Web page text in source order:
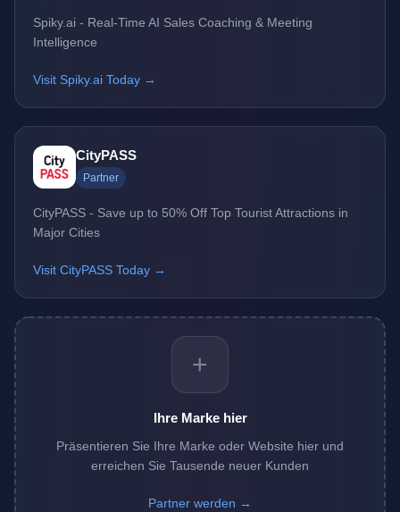
Spiky.ai - Real-Time AI Sales Coaching & Meeting
Intelligence
Visit Spiky.ai Today →
CityPASS
Partner
CityPASS - Save up to 50% Off Top Tourist Attractions in
Major Cities
Visit CityPASS Today →
+
Ihre Marke hier
Präsentieren Sie Ihre Marke oder Website hier und
erreichen Sie Tausende neuer Kunden
Partner werden →